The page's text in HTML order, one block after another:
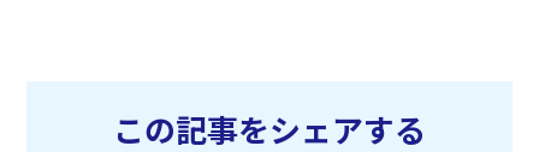
この記事をシェアする